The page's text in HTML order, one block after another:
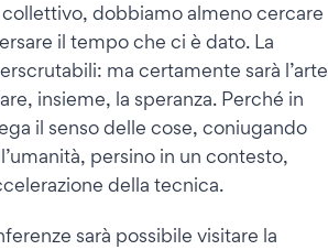
dobbiamo almeno cercare
il tempo che ci è dato. La
ma certamente sarà l’arte
insieme, la speranza. Perché in
il senso delle cose, coniugando
persino in un contesto,
della tecnica.
sarà possibile visitare la